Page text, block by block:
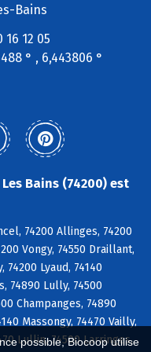
possible, Biocoop utilise
Bains
16 12 05
° , 6,443806 °
Bains (74200) est
74200 Allinges, 74200
Vongy, 74550 Draillant,
74200 Lyaud, 74140
74890 Lully, 74500
Champanges, 74890
Massongy, 74470 Vailly,
Lullin, 74500 Larringes,